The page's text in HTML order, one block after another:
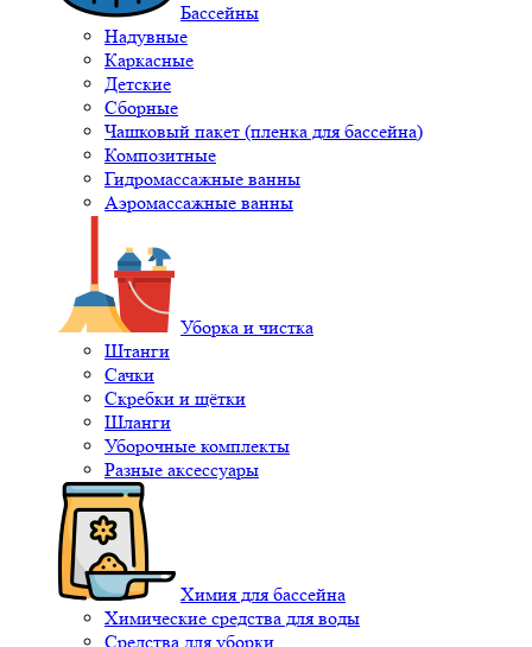
Бассейны
Надувные
Каркасные
Детские
Сборные
Чашковый пакет (пленка для бассейна)
Композитные
Гидромассажные ванны
Аэромассажные ванны
Уборка и чистка
Штанги
Сачки
Скребки и щётки
Шланги
Уборочные комплекты
Разные аксессуары
Химия для бассейна
Химические средства для воды
Средства для уборки